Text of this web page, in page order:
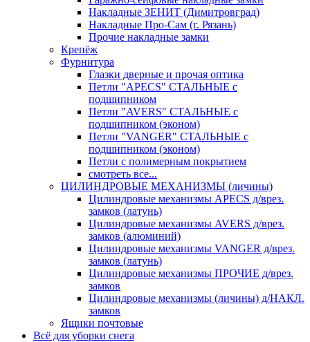
Накладные ЗЕНИТ (Димитровград)
Накладные Про-Сам (г. Рязань)
Прочие накладные замки
Крепёж
Фурнитура
Глазки дверные и прочая оптика
Петли "APECS" СТАЛЬНЫЕ с
подшипником
Петли "AVERS" СТАЛЬНЫЕ с
подшипником (эконом)
Петли "VANGER" СТАЛЬНЫЕ с
подшипником (эконом)
Петли с полимерным покрытием
смотреть все...
ЦИЛИНДРОВЫЕ МЕХАНИЗМЫ (личины)
Цилиндровые механизмы APECS д/врез.
замков (латунь)
Цилиндровые механизмы AVERS д/врез.
замков (алюминий)
Цилиндровые механизмы VANGER д/врез.
замков (латунь)
Цилиндровые механизмы ПРОЧИЕ д/врез.
замков
Цилиндровые механизмы (личины) д/НАКЛ.
замков
Ящики почтовые
Всё для уборки снега